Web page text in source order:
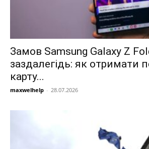
Замов Samsung Galaxy Z
заздалегідь: як отримати
карту...
maxwelhelp - 28.07.2026